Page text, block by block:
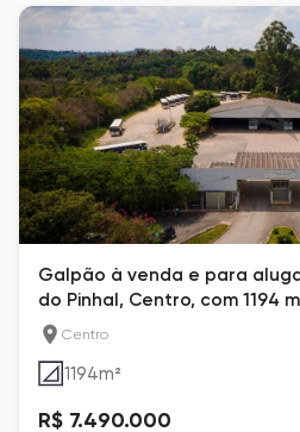
Galpão à venda e para
do Pinhal, Centro, com 1194
Centro
1194m²
R$ 7.490.000